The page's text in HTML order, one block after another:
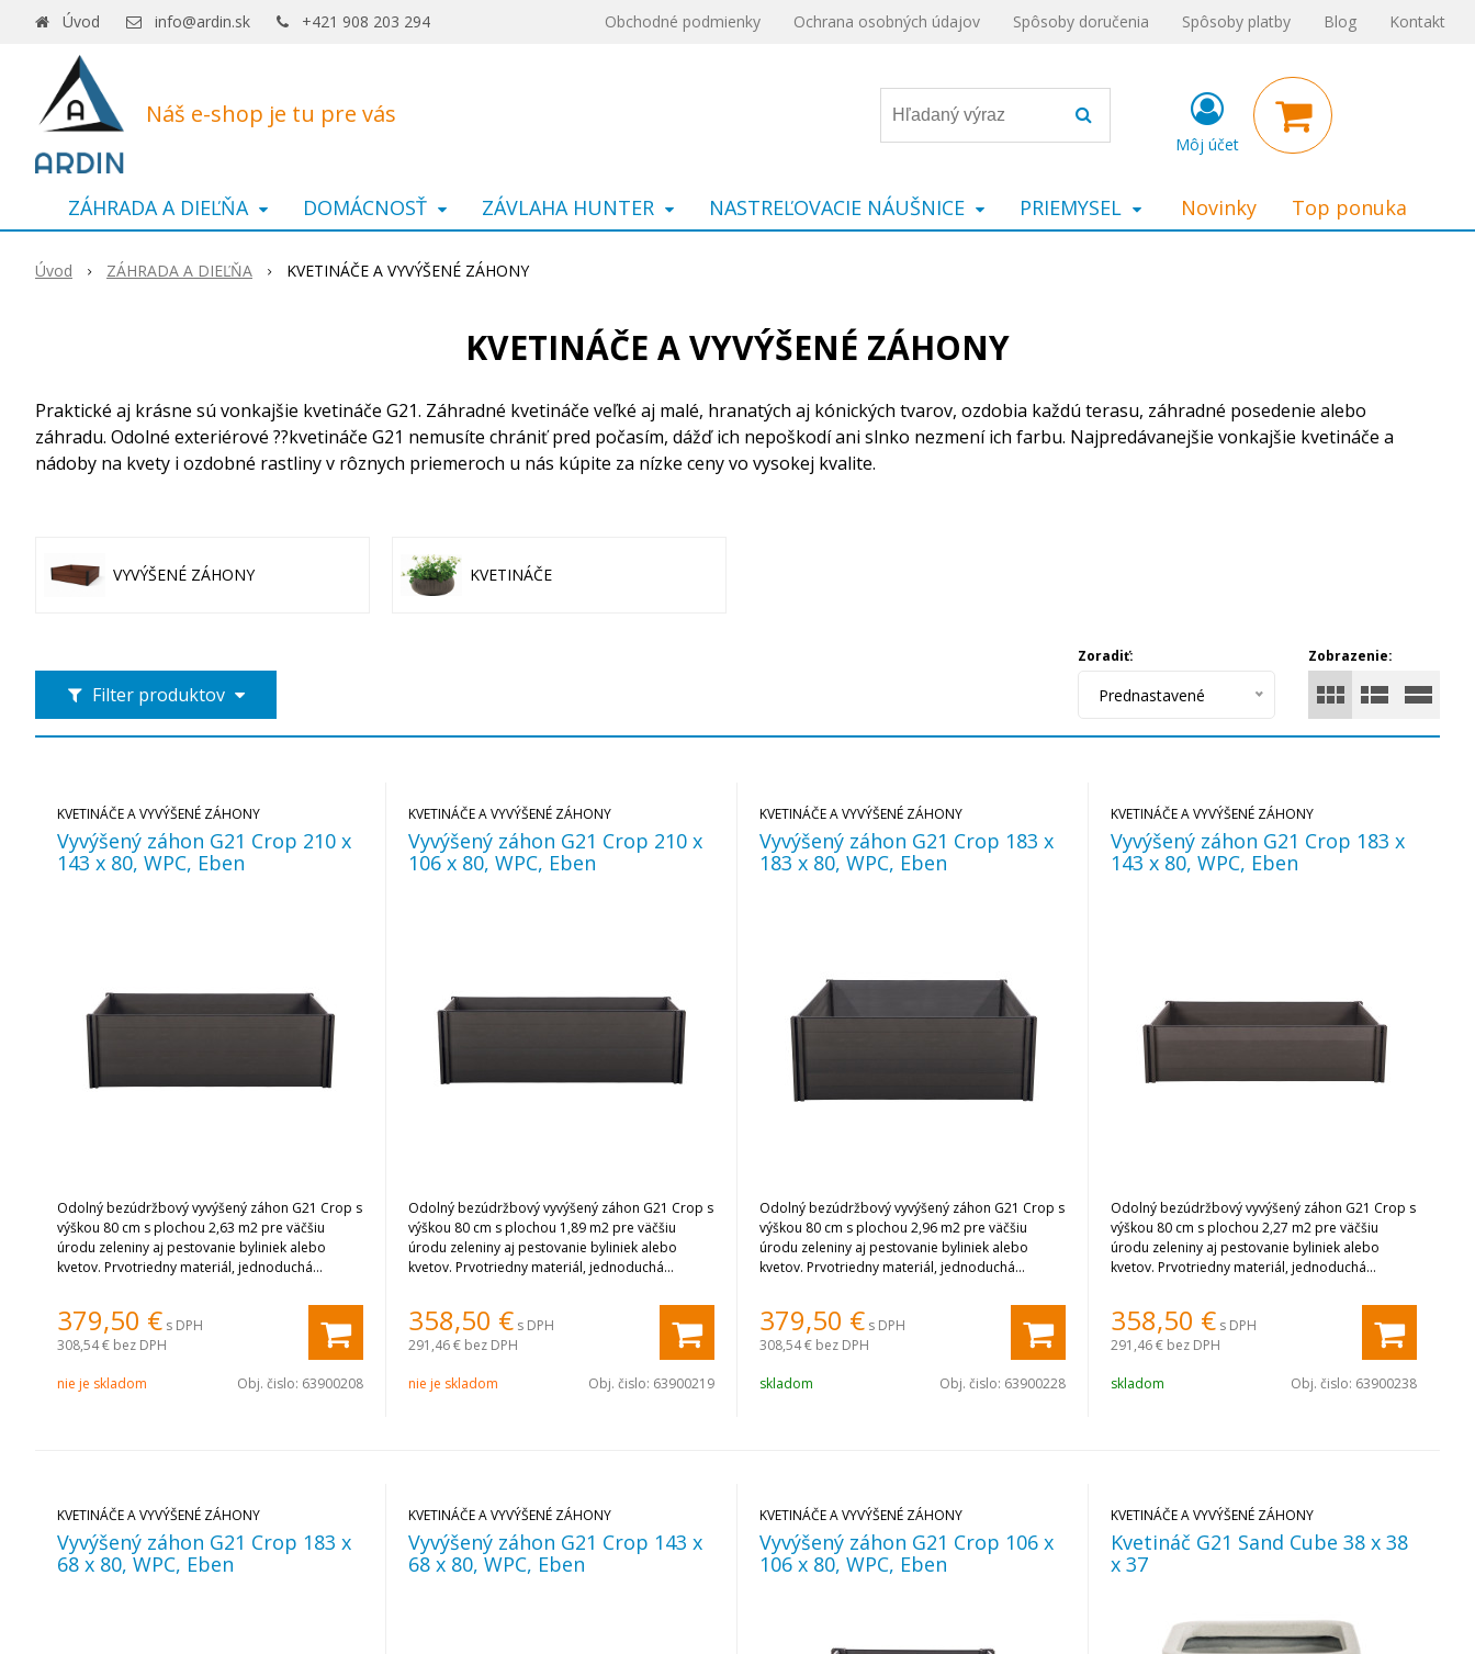
Náš e-shop je tu pre vás
Úvod info@ardin.sk +421 908 203 294 Obchodné podmienky Ochrana osobných údajov Spôsoby doručenia Spôsoby platby Blog Kontakt
Môj účet
ZÁHRADA A DIEĽŇA DOMÁCNOSŤ ZÁVLAHA HUNTER NASTREĽOVACIE NÁUŠNICE PRIEMYSEL Novinky Top ponuka
Úvod ZÁHRADA A DIEĽŇA KVETINÁČE A VYVÝŠENÉ ZÁHONY
KVETINÁČE A VYVÝŠENÉ ZÁHONY
Praktické aj krásne sú vonkajšie kvetináče G21. Záhradné kvetináče veľké aj malé, hranatých aj kónických tvarov, ozdobia každú terasu, záhradné posedenie alebo
záhradu. Odolné exteriérové ??kvetináče G21 nemusíte chrániť pred počasím, dážď ich nepoškodí ani slnko nezmení ich farbu. Najpredávanejšie vonkajšie kvetináče a
nádoby na kvety i ozdobné rastliny v rôznych priemeroch u nás kúpite za nízke ceny vo vysokej kvalite.
VYVÝŠENÉ ZÁHONY KVETINÁČE
Filter produktov
Zobrazenie:
Zoradiť:
Prednastavené
KVETINÁČE A VYVÝŠENÉ ZÁHONY
Vyvýšený záhon G21 Crop 210 x
143 x 80, WPC, Eben
Odolný bezúdržbový vyvýšený záhon G21 Crop s
výškou 80 cm s plochou 2,63 m2 pre väčšiu
úrodu zeleniny aj pestovanie byliniek alebo
kvetov. Prvotriedny materiál, jednoduchá
379,50 € s DPH
308,54 € bez DPH
nie je skladom Obj. čislo: 63900208
KVETINÁČE A VYVÝŠENÉ ZÁHONY
Vyvýšený záhon G21 Crop 210 x
106 x 80, WPC, Eben
Odolný bezúdržbový vyvýšený záhon G21 Crop s
výškou 80 cm s plochou 1,89 m2 pre väčšiu
úrodu zeleniny aj pestovanie byliniek alebo
kvetov. Prvotriedny materiál, jednoduchá
358,50 € s DPH
291,46 € bez DPH
nie je skladom Obj. čislo: 63900219
KVETINÁČE A VYVÝŠENÉ ZÁHONY
Vyvýšený záhon G21 Crop 183 x
183 x 80, WPC, Eben
Odolný bezúdržbový vyvýšený záhon G21 Crop s
výškou 80 cm s plochou 2,96 m2 pre väčšiu
úrodu zeleniny aj pestovanie byliniek alebo
kvetov. Prvotriedny materiál, jednoduchá
379,50 € s DPH
308,54 € bez DPH
skladom Obj. čislo: 63900228
KVETINÁČE A VYVÝŠENÉ ZÁHONY
Vyvýšený záhon G21 Crop 183 x
143 x 80, WPC, Eben
Odolný bezúdržbový vyvýšený záhon G21 Crop s
výškou 80 cm s plochou 2,27 m2 pre väčšiu
úrodu zeleniny aj pestovanie byliniek alebo
kvetov. Prvotriedny materiál, jednoduchá
358,50 € s DPH
291,46 € bez DPH
skladom Obj. čislo: 63900238
KVETINÁČE A VYVÝŠENÉ ZÁHONY
Vyvýšený záhon G21 Crop 183 x
68 x 80, WPC, Eben
KVETINÁČE A VYVÝŠENÉ ZÁHONY
Vyvýšený záhon G21 Crop 143 x
68 x 80, WPC, Eben
KVETINÁČE A VYVÝŠENÉ ZÁHONY
Vyvýšený záhon G21 Crop 106 x
106 x 80, WPC, Eben
KVETINÁČE A VYVÝŠENÉ ZÁHONY
Kvetináč G21 Sand Cube 38 x 38
x 37